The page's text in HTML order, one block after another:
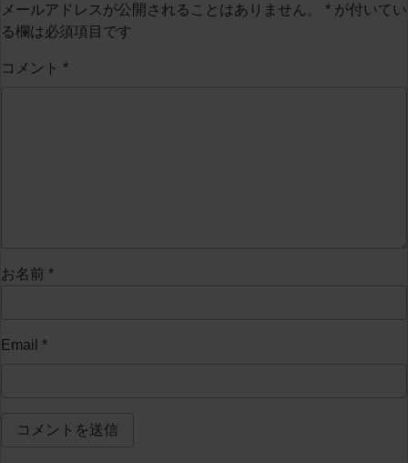
メールアドレスが公開されることはありません。 * が付いてい
る欄は必須項目です
コメント *
お名前 *
Email *